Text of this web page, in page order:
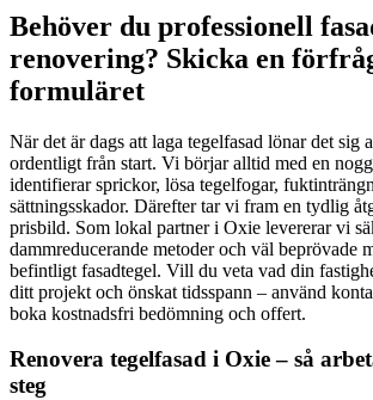
Behöver du professionell
renovering? Skicka en
formuläret
När det är dags att laga tegelfasad lönar det sig
ordentligt från start. Vi börjar alltid med en
identifierar sprickor, lösa tegelfogar,
sättningsskador. Därefter tar vi fram en tydlig
prisbild. Som lokal partner i Oxie levererar vi
dammreducerande metoder och väl beprövade
befintligt fasadtegel. Vill du veta vad din
ditt projekt och önskat tidsspann – använd
boka kostnadsfri bedömning och offert.
Renovera tegelfasad i Oxie – så
steg